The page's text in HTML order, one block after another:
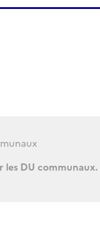
DU communaux.